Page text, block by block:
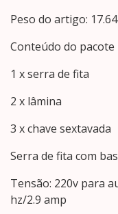
Peso do artigo:
Conteúdo do pacote
1 x serra de fita
2 x lâmina
3 x chave sextavada
Serra de fita com
Tensão: 220v para
hz/2.9 amp